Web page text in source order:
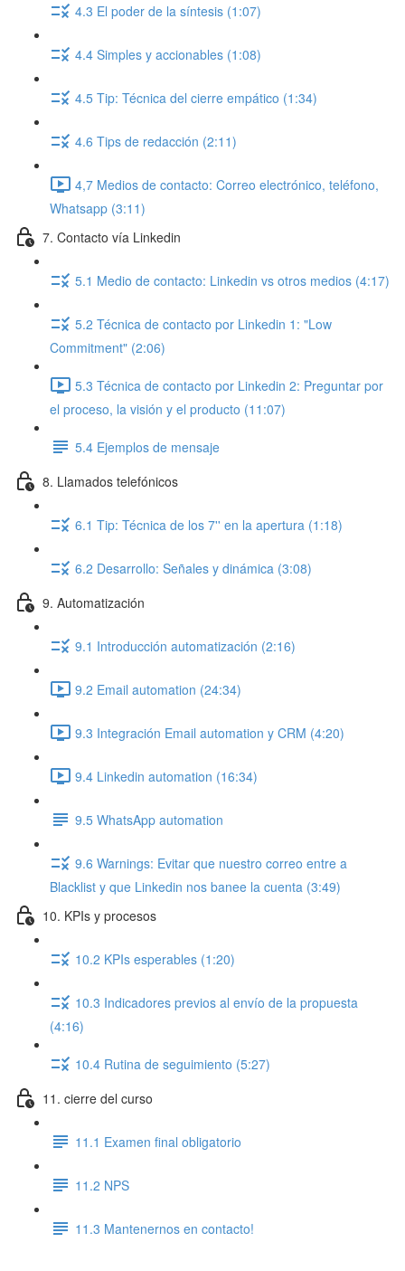
4.3 El poder de la síntesis (1:07)
4.4 Simples y accionables (1:08)
4.5 Tip: Técnica del cierre empático (1:34)
4.6 Tips de redacción (2:11)
4,7 Medios de contacto: Correo electrónico, teléfono,
Whatsapp (3:11)
7. Contacto vía Linkedin
5.1 Medio de contacto: Linkedin vs otros medios (4:17)
5.2 Técnica de contacto por Linkedin 1: "Low
Commitment" (2:06)
5.3 Técnica de contacto por Linkedin 2: Preguntar por
el proceso, la visión y el producto (11:07)
5.4 Ejemplos de mensaje
8. Llamados telefónicos
6.1 Tip: Técnica de los 7'' en la apertura (1:18)
6.2 Desarrollo: Señales y dinámica (3:08)
9. Automatización
9.1 Introducción automatización (2:16)
9.2 Email automation (24:34)
9.3 Integración Email automation y CRM (4:20)
9.4 Linkedin automation (16:34)
9.5 WhatsApp automation
9.6 Warnings: Evitar que nuestro correo entre a
Blacklist y que Linkedin nos banee la cuenta (3:49)
10. KPIs y procesos
10.2 KPIs esperables (1:20)
10.3 Indicadores previos al envío de la propuesta
(4:16)
10.4 Rutina de seguimiento (5:27)
11. cierre del curso
11.1 Examen final obligatorio
11.2 NPS
11.3 Mantenernos en contacto!